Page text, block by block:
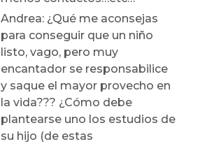
Andrea: ¿Qué me aconsejas
para conseguir que un niño
listo, vago, pero muy
encantador se responsabilice
y saque el mayor provecho en
la vida??? ¿Cómo debe
plantearse uno los estudios de
su hijo (de estas